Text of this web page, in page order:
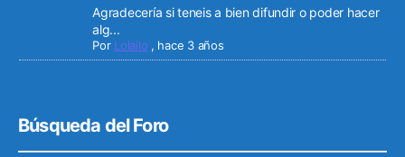
Agradecería si teneis a bien difundir o poder hacer
alg...
Por Lolailo , hace 3 años
Búsqueda del Foro